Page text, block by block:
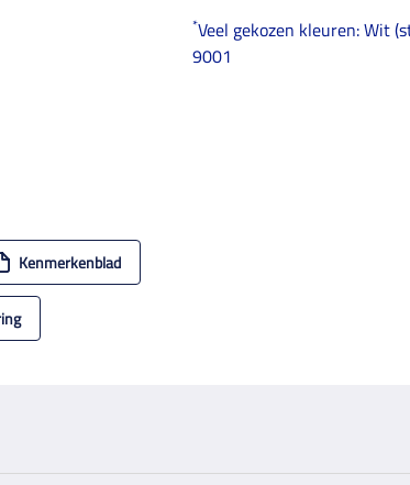
Kenmerkenblad
*Veel gekozen kleuren: Wit
9001